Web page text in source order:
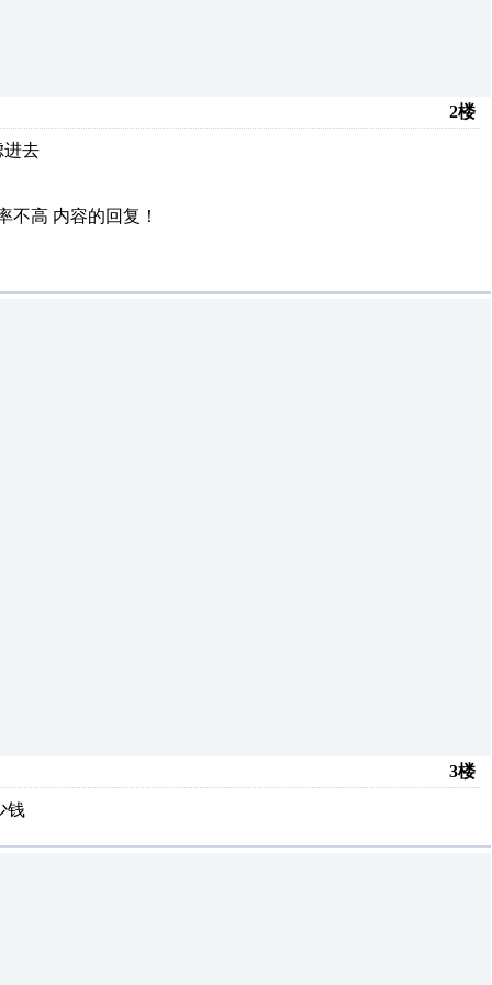
2楼
进去
不高 内容的回复！
3楼
钱